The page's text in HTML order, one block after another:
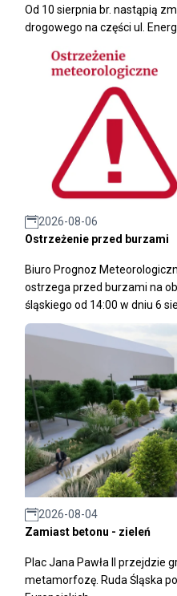
Od 10 sierpnia br. nastąpią
drogowego na części ul.
2026-08-06
Ostrzeżenie przed burzami
Biuro Prognoz
ostrzega przed burzami na
śląskiego od 14:00 w dniu 6
2026-08-04
Zamiast betonu - zieleń
Plac Jana Pawła II przejdzie
metamorfozę. Ruda Śląska